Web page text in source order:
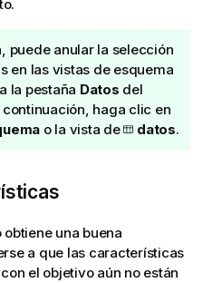
puede anular la selección
en las vistas de esquema
la pestaña Datos del
haga clic en
o la vista de datos.
una buena
a que las características
el objetivo aún no están